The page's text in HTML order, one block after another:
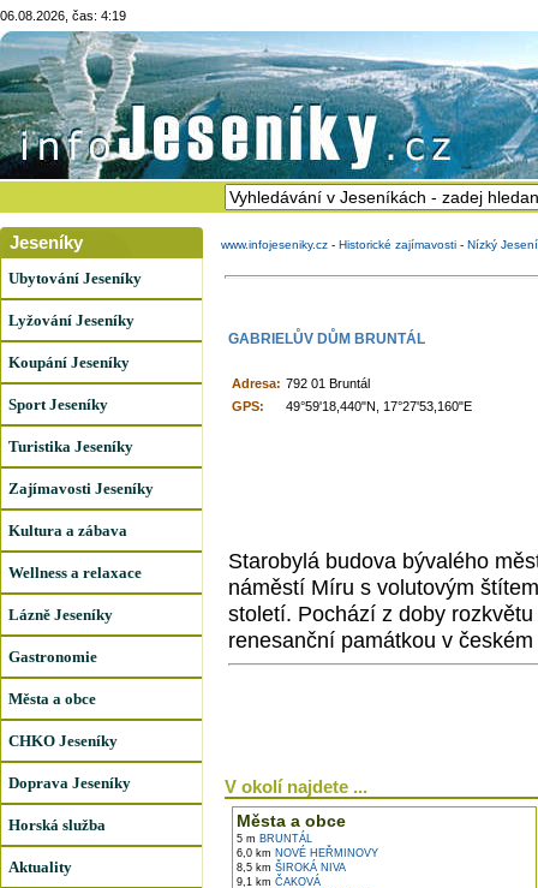
06.08.2026, čas: 4:19
Jeseníky
Ubytování Jeseníky
Lyžování Jeseníky
Koupání Jeseníky
Sport Jeseníky
Turistika Jeseníky
Zajímavosti Jeseníky
Kultura a zábava
Wellness a relaxace
Lázně Jeseníky
Gastronomie
Města a obce
CHKO Jeseníky
Doprava Jeseníky
Horská služba
Aktuality
www.infojeseniky.cz - Historické zajímavosti - Nízký
GABRIELŮV DŮM BRUNTÁL
Adresa: 792 01 Bruntál
GPS:
49°59'18,440"N, 17°27'53,160"E
Starobylá budova bývalého
náměstí Míru s volutovým
století. Pochází z doby
renesanční památkou v
V okolí najdete ...
Města a obce
5 m BRUNTÁL
6,0 km NOVÉ HEŘMINOVY
8,5 km ŠIROKÁ NIVA
9,1 km ČAKOVÁ